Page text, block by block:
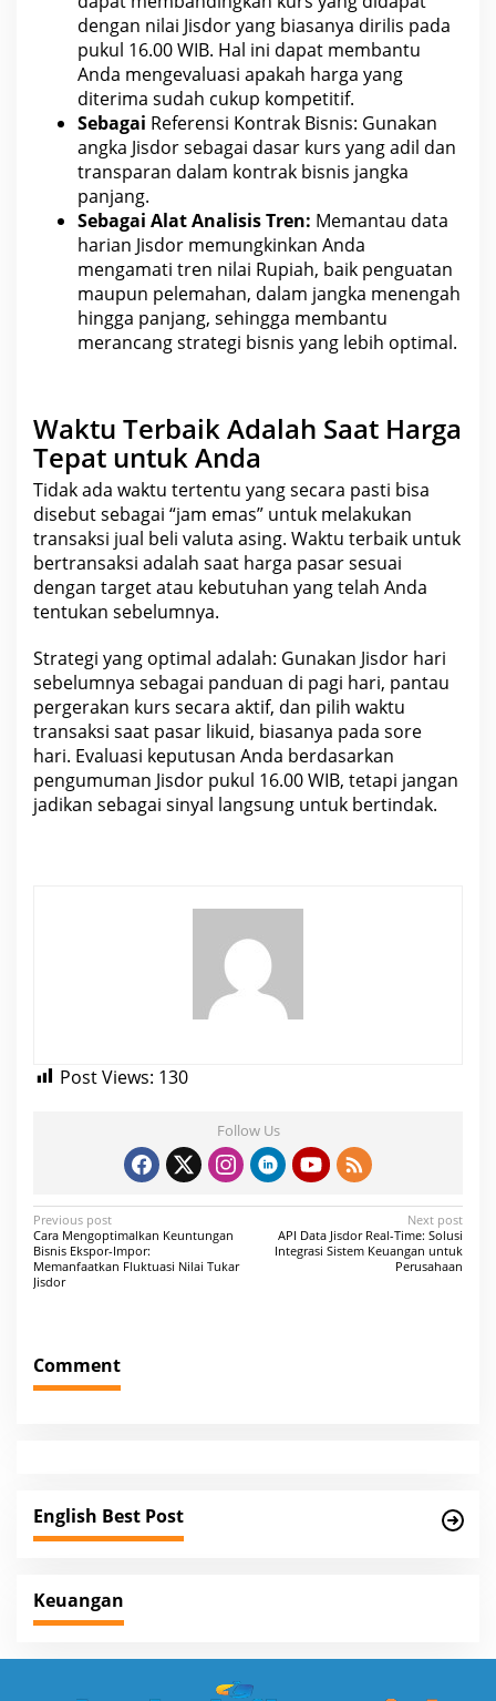
dengan nilai Jisdoryang biasanya dirilis pada
pukul 16.00 WIB. Hal ini dapat membantu
Anda mengevaluasi apakah harga yang
diterima sudah cukup kompetitif.
Sebagai Referensi Kontrak Bisnis: Gunakan
angka Jisdor sebagai dasar kurs yang adil dan
transparan dalam kontrak bisnis jangka
panjang.
Sebagai Alat Analisis Tren: Memantau data
harian Jisdor memungkinkan Anda
mengamati tren nilai Rupiah, baik penguatan
maupun pelemahan, dalam jangka menengah
hingga panjang, sehingga membantu
merancang strategi bisnis yang lebih optimal.
Waktu Terbaik Adalah Saat Harga
Tepat untuk Anda
Tidak ada waktu tertentu yang secara pasti bisa
disebut sebagai “jam emas” untuk melakukan
transaksi jual beli valuta asing. Waktu terbaik untuk
bertransaksi adalah saat harga pasarsesuai
dengan target atau kebutuhan yang telah Anda
tentukan sebelumnya.
Strategi yang optimal adalah: Gunakan Jisdor hari
sebelumnya sebagai panduan di pagi hari, pantau
pergerakan kurs secara aktif, dan pilih waktu
transaksi saat pasar likuid, biasanya pada sore
hari. Evaluasi keputusan Anda berdasarkan
pengumuman Jisdor pukul 16.00 WIB, tetapi jangan
jadikan sebagai sinyal langsung untuk bertindak.
Post Views: 130
Follow Us
P
o
s
n
a
a
t
o
n
Previous post
Cara Mengoptimalkan Keuntungan
Bisnis Ekspor-Impor:
Memanfaatkan Fluktuasi Nilai Tukar
Jisdor
Next post
API Data Jisdor Real-Time: Solusi
Integrasi Sistem Keuangan untuk
Perusahaan
Comment
English Best Post
Keuangan